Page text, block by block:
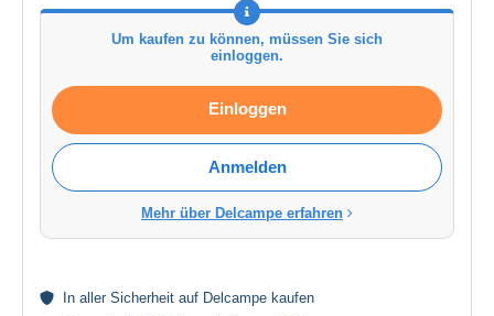
Um kaufen zu können, müssen Sie sich
einloggen.
Einloggen
Anmelden
Mehr über Delcampe erfahren
In aller Sicherheit auf Delcampe kaufen